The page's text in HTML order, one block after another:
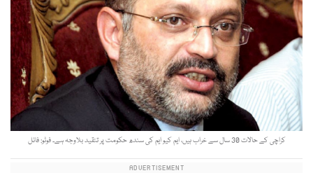
کراچی کے حالات 30 سال سے خراب ہیں، ایم کیو ایم کی سندھ حکومت پر تنقید بلاوجہ ہے۔ فوٹو: فائل